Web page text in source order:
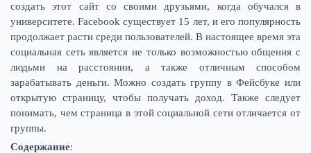
создать этот сайт со своими друзьями, когда обучался в
университете. Facebook существует 15 лет, и его популярность
продолжает расти среди пользователей. В настоящее время эта
социальная сеть является не только возможностью общения с
людьми на расстоянии, а также отличным способом
зарабатывать деньги. Можно создать группу в Фейсбуке или
открытую страницу, чтобы получать доход. Также следует
понимать, чем страница в этой социальной сети отличается от
группы.
Содержание: